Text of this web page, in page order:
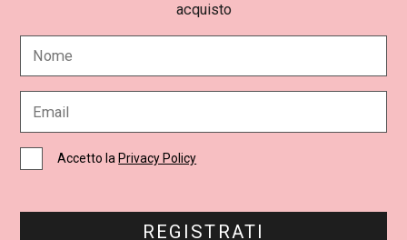
acquisto
m
e
a
i
a
Accetto la Privacy Policy
REGISTRATI